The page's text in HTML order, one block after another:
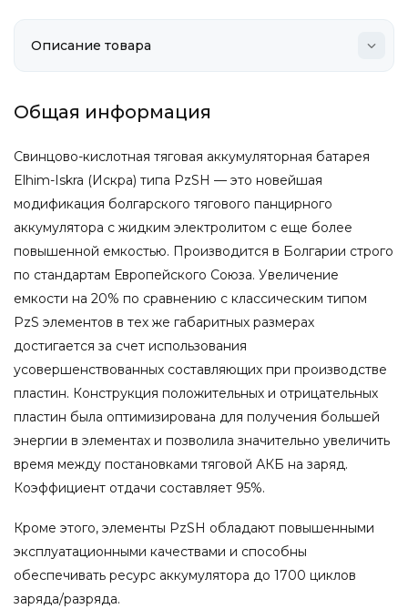
Общая информация
Свинцово-кислотная тяговая аккумуляторная батарея
Elhim-Iskra (Искра) типа PzSH — это новейшая
модификация болгарского тягового панцирного
аккумулятора с жидким электролитом с еще более
повышенной емкостью. Производится в Болгарии строго
по стандартам Европейского Союза. Увеличение
емкости на 20% по сравнению с классическим типом
PzS элементов в тех же габаритных размерах
достигается за счет использования
усовершенствованных составляющих при производстве
пластин. Конструкция положительных и отрицательных
пластин была оптимизирована для получения большей
энергии в элементах и позволила значительно увеличить
время между постановками тяговой АКБ на заряд.
Коэффициент отдачи составляет 95%.
Кроме этого, элементы PzSH обладают повышенными
эксплуатационными качествами и способны
обеспечивать ресурс аккумулятора до 1700 циклов
заряда/разряда.